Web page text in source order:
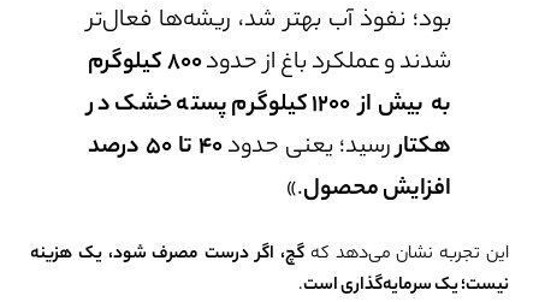
بود؛ نفوذ آب بهتر شد، ریشه‌ها فعال‌تر
شدند و عملکرد باغ از حدود
۸۰۰ کیلوگرم
به بیش از ۱۲۰۰ کیلوگرم پسته خشک در
هکتاررسید؛ یعنی حدود
۴۰ تا ۵۰ درصد
افزایش محصول.»
این تجربه نشان می‌دهد کهگچ، اگر درست مصرف شود، یک هزینه
نیست؛ یک سرمایه‌گذاری است.